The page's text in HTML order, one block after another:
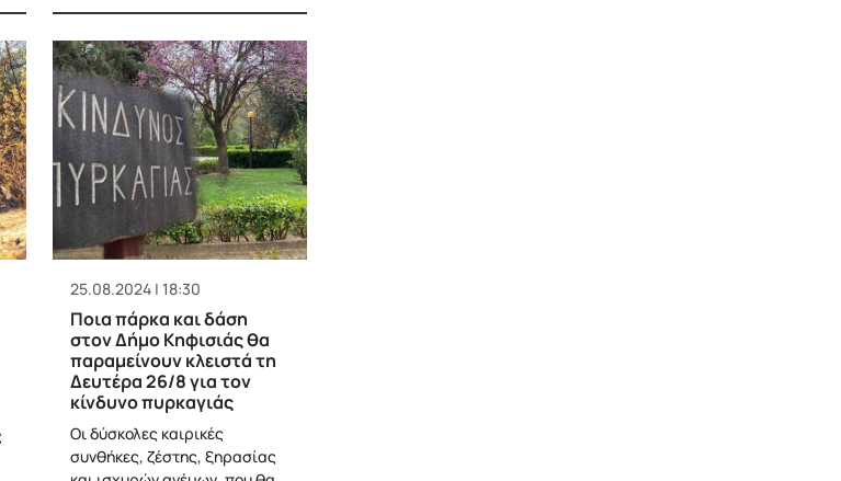
25.08.2024 | 18:30
Ποια πάρκα και δάση
στον Δήμο Κηφισιάς θα
παραμείνουν κλειστά τη
Δευτέρα 26/8 για τον
κίνδυνο πυρκαγιάς
Οι δύσκολες καιρικές
συνθήκες, ζέστης, ξηρασίας